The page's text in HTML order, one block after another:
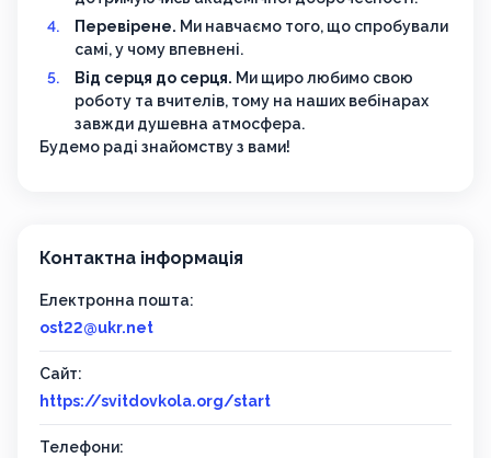
Перевірене. Ми навчаємо того, що спробували
самі, у чому впевнені.
Від серця до серця. Ми щиро любимо свою
роботу та вчителів, тому на наших вебінарах
завжди душевна атмосфера.
Будемо раді знайомству з вами!
Контактна інформація
Електронна пошта:
ost22@ukr.net
Сайт:
https://svitdovkola.org/start
Телефони: